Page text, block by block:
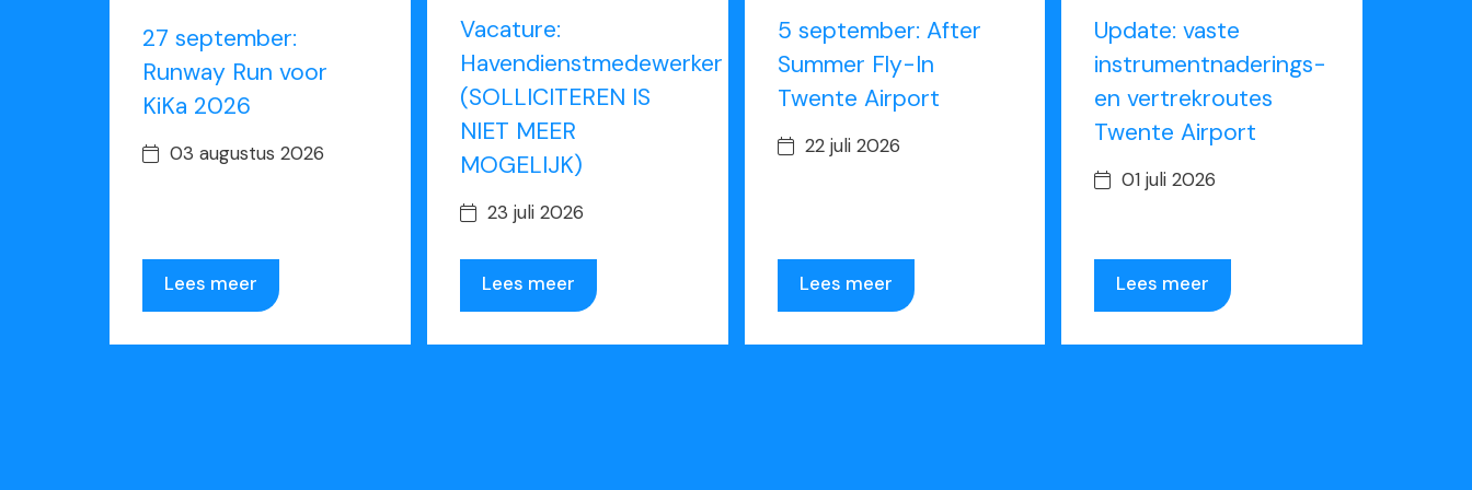
27 september:
Runway Run voor
KiKa 2026
03 augustus 2026
Lees meer
Vacature:
Havendienstmedewerker
(SOLLICITEREN IS
NIET MEER
MOGELIJK)
23 juli 2026
Lees meer
5 september: After
Summer Fly-In
Twente Airport
22 juli 2026
Lees meer
Update: vaste
instrumentnaderings-
en vertrekroutes
Twente Airport
01 juli 2026
Lees meer